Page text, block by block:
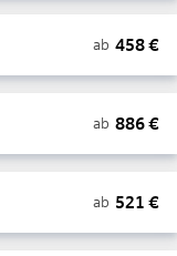
ab 458€
ab 886€
ab 521 €